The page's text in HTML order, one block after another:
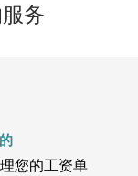
务
您的工资单